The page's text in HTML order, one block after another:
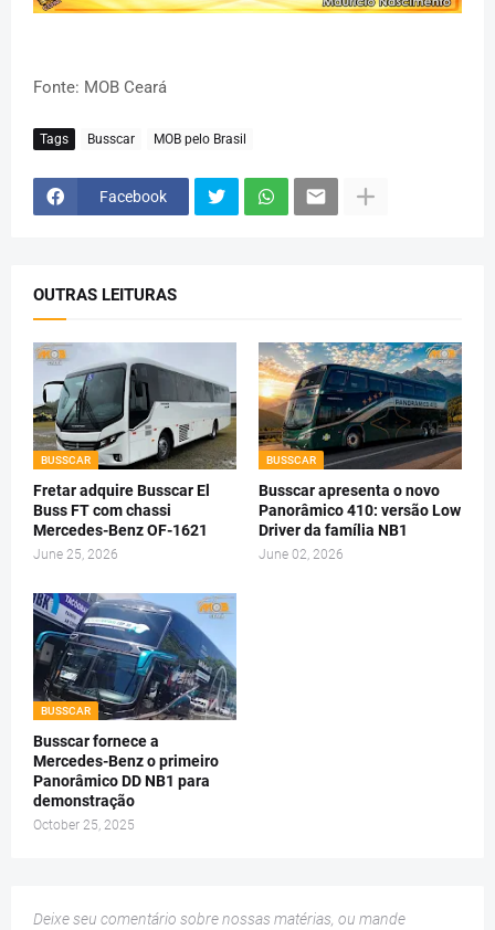
Fonte: MOB Ceará
Tags Busscar MOB pelo Brasil
Facebook
OUTRAS LEITURAS
BUSSCAR
Fretar adquire Busscar El
Buss FT com chassi
Mercedes-Benz OF-1621
June 25, 2026
BUSSCAR
Busscar apresenta o novo
Panorâmico 410: versão Low
Driver da família NB1
June 02, 2026
BUSSCAR
Busscar fornece a
Mercedes-Benz o primeiro
Panorâmico DD NB1 para
demonstração
October 25, 2025
Deixe seu comentário sobre nossas matérias, ou mande